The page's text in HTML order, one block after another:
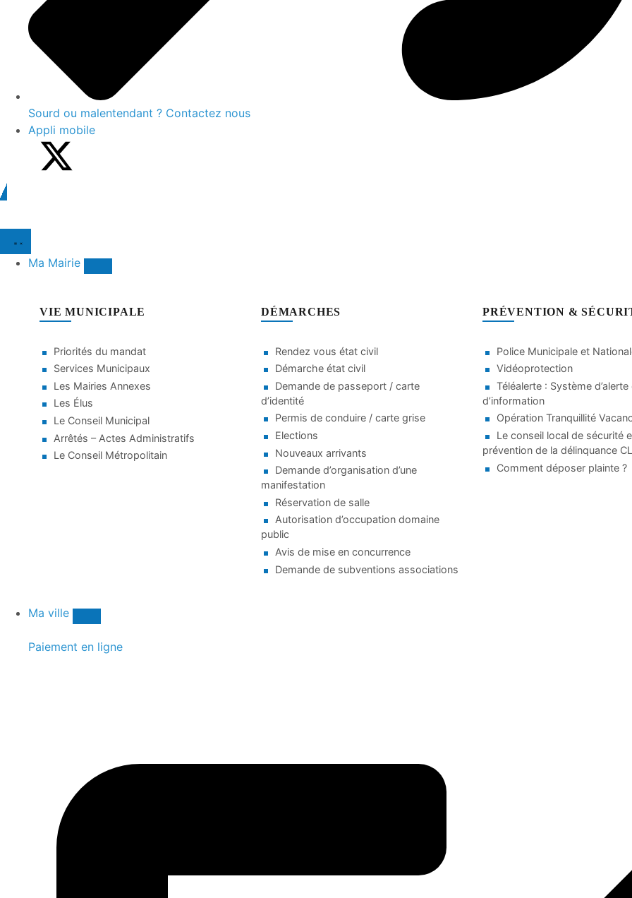
Sourd ou malentendant ? Contactez nous
Appli mobile
Ma Mairie
VIE MUNICIPALE
Priorités du mandat
Services Municipaux
Les Mairies Annexes
Les Élus
Le Conseil Municipal
Arrêtés – Actes Administratifs
Le Conseil Métropolitain
DÉMARCHES
Rendez vous état civil
Démarche état civil
Demande de passeport / carte
d’identité
Permis de conduire / carte grise
Elections
Nouveaux arrivants
Demande d’organisation d’une
manifestation
Réservation de salle
Autorisation d’occupation domaine
public
Avis de mise en concurrence
Demande de subventions associations
PRÉVENTION &
Police Municipale et
Vidéoprotection
Téléalerte : Système d’alerte
d’information
Opération Tranquillité
Le conseil local de sécurité
prévention de la délinquance
Comment déposer plainte ?
Ma ville
Paiement en ligne